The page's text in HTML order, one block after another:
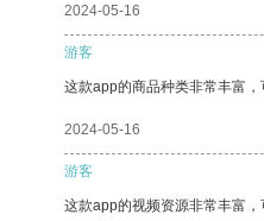
2024-05-16
游客
这款app的商品种类非常丰富，
2024-05-16
游客
这款app的视频资源非常丰富，